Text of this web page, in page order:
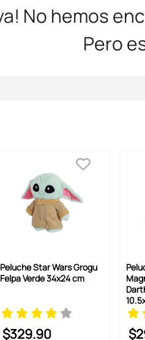
No hemos
Pero
Peluche Star Wars Grogu
Felpa Verde 34x24 cm
$329.90 $